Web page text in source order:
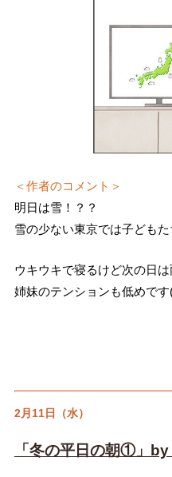
＜作者のコメント＞
明日は雪！？？
雪の少ない東京では子ども
ウキウキで寝るけど次の日
姉妹のテンションも低めです
2月11日（水）
「冬の平日の朝①」